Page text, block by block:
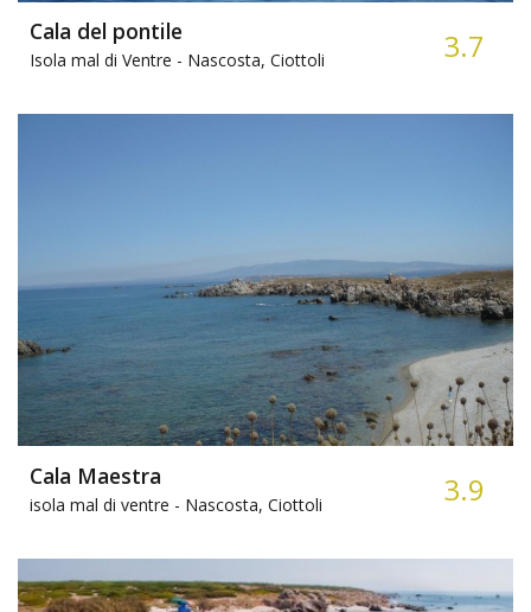
Cala del pontile
Isola mal di Ventre - Nascosta, Ciottoli 3.7
Cala Maestra
isola mal di ventre - Nascosta, Ciottoli 3.9